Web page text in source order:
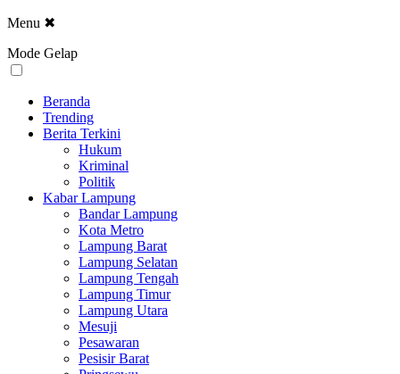
Menu ✖
Mode Gelap
Beranda
Trending
Berita Terkini
Hukum
Kriminal
Politik
Kabar Lampung
Bandar Lampung
Kota Metro
Lampung Barat
Lampung Selatan
Lampung Tengah
Lampung Timur
Lampung Utara
Mesuji
Pesawaran
Pesisir Barat